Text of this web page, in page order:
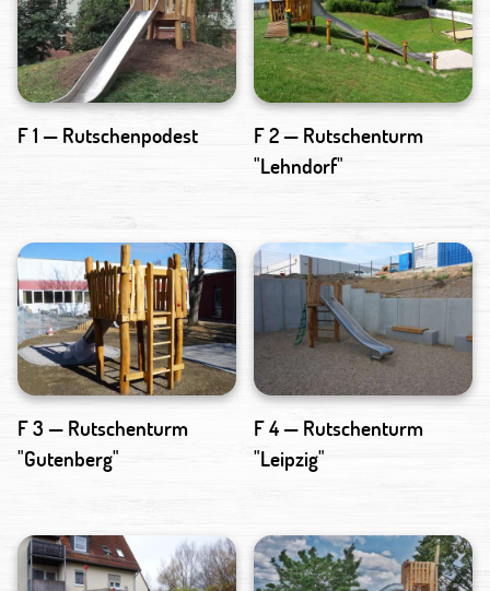
F 1 — Rutschenpodest
F 2 — Rutschenturm
"Lehndorf"
F 3 — Rutschenturm
"Gutenberg"
F 4 — Rutschenturm
"Leipzig"